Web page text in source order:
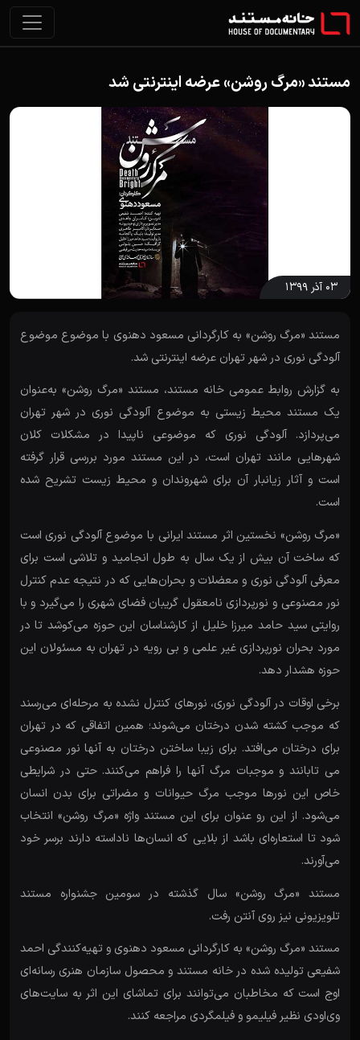
مستند «مرگ روشن» عرضه اینترنتی شد
۰۳ آذر ۱۳۹۹
مستند «مرگ روشن» به کارگردانی مسعود دهنوی با موضوع موضوع
آلودگی نوری در شهر تهران عرضه اینترنتی شد.
به گزارش روابط عمومی خانه مستند، مستند «مرگ روشن» به‌عنوان
یک مستند محیط زیستی به موضوع آلودگی نوری در شهر تهران
می‌پردازد. آلودگی نوری که موضوعی ناپیدا در مشکلات کلان
شهرهایی مانند تهران است، در این مستند مورد بررسی قرار گرفته
است و آثار زیانبار آن برای شهروندان و محیط زیست تشریح شده
است.
«مرگ روشن» نخستین اثر مستند ایرانی با موضوع آلودگی نوری است
که ساخت آن بیش از یک سال به طول انجامید و تلاشی است برای
معرفی آلودگی نوری و معضلات و بحران‌هایی که در نتیجه عدم کنترل
نور مصنوعی و نورپردازی نامعقول گریبان فضای شهری را می‌گیرد و با
روایتی سید حامد میرزا خلیل از کارشناسان این حوزه می‌کوشد تا در
مورد بحران نورپردازی غیر علمی و بی رویه در تهران به مسئولان این
حوزه هشدار دهد.
برخی اوقات در آلودگی نوری، نورهای کنترل نشده به مرحله‌ای می‌رسند
که موجب کشته شدن درختان می‌شوند؛ همین اتفاقی که در تهران
برای درختان می‌افتد. برای زیبا ساختن درختان به آنها نور مصنوعی
می تابانند و موجبات مرگ آنها را فراهم می‌کنند. حتی در شرایطی
خاص این نورها موجب مرگ حیوانات و مضراتی برای بدن انسان
می‌شود. از این رو عنوان برای این مستند واژه «مرگ روشن» انتخاب
شود تا استعاره‌ای باشد از بلایی که انسان‌ها ناداسته دارند برسر خود
می‌آورند.
مستند «مرگ روشن» سال گذشته در سومین جشنواره مستند
تلویزیونی نیز روی آنتن رفت.
مستند «مرگ روشن» به کارگردانی مسعود دهنوی و تهیه‌کنندگی احمد
شفیعی تولیده شده در خانه مستند و محصول سازمان هنری رسانه‌ای
اوج است که مخاطبان می‌توانند برای تماشای این اثر به سایت‌های
وی‌اودی‌ نظیر فیلیمو و فیلمگردی مراجعه کنند.